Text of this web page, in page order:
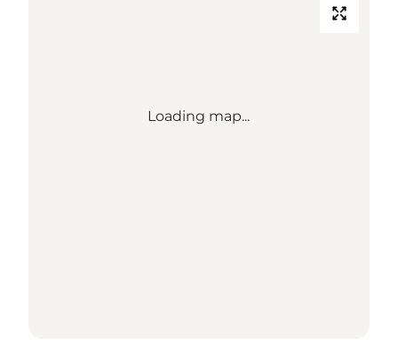
Loading map...